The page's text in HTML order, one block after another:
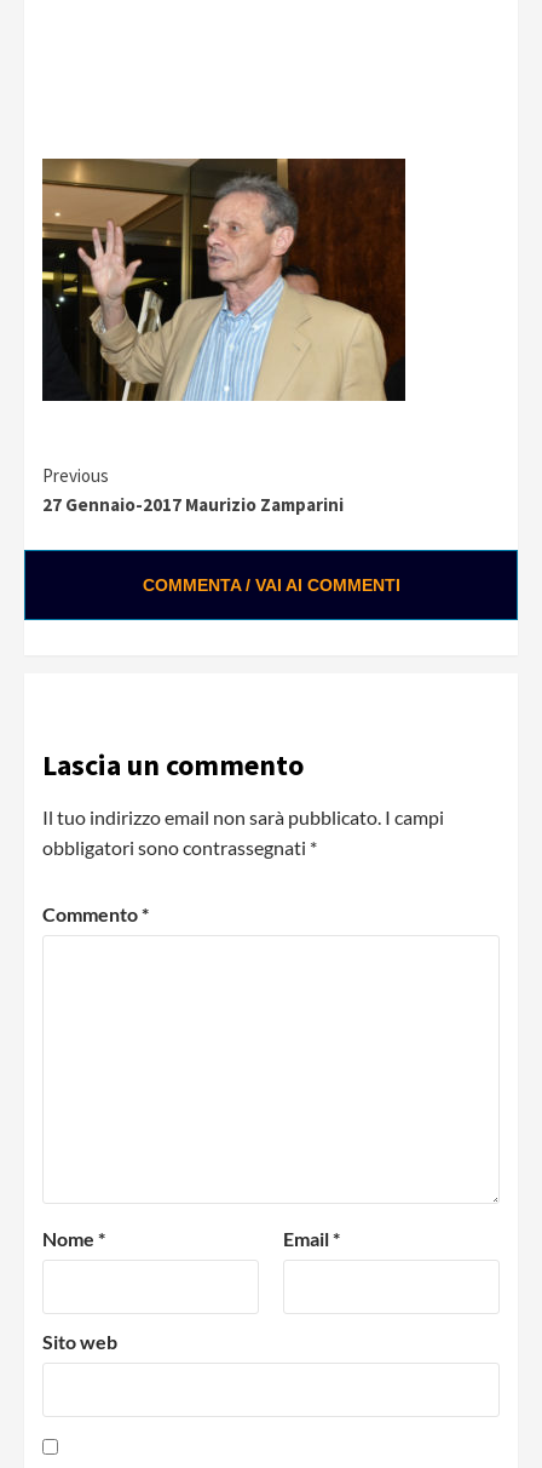
Continue
Previous
27 Gennaio-2017 Maurizio Zamparini
COMMENTA / VAI AI COMMENTI
0:01 / 0:28
Lascia un commento
Il tuo indirizzo email non sarà pubblicato. I campi
obbligatori sono contrassegnati *
Commento*
Nome * Email*
Sito web